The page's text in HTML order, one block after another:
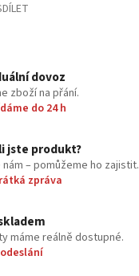
dovoz
zboží na přání.
do 24 h
jste produkt?
– pomůžeme ho zajistit.
zpráva
máme reálně dostupné.